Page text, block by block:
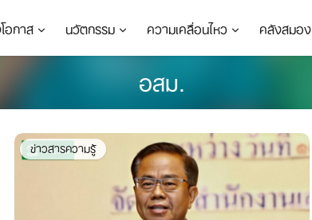
อกาส นวัตกรรม ความเคลื่อนไหว คลังสมอง
อสม.
ข่าวสารความรู้